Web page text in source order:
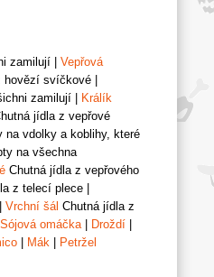
zamilují
Vepřová
hovězí svíčkové
zamilují
Králík
jídla z vepřové
na vdolky a koblihy, které
na všechna
Chutná jídla z vepřového
z telecí plece
Vrchní šál Chutná jídla z
Sójová omáčka| Droždí
Mák
Petržel